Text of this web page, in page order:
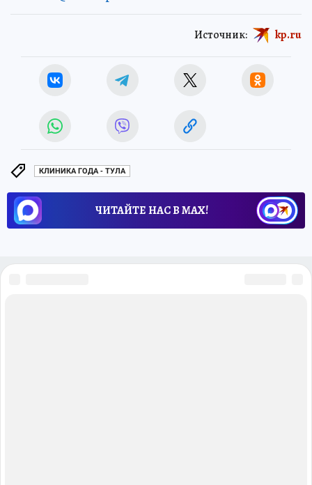
Источник: kp.ru
КЛИНИКА ГОДА - ТУЛА
ЧИТАЙТЕ НАС В МАХ!